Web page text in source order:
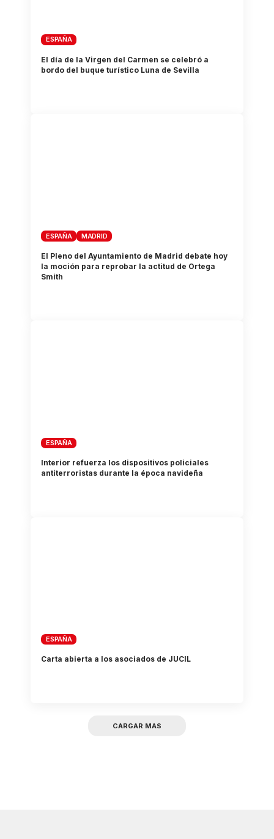
ESPAÑA
El día de la Virgen del Carmen se celebró a
bordo del buque turístico Luna de Sevilla
ESPAÑA MADRID
El Pleno del Ayuntamiento de Madrid debate hoy
la moción para reprobar la actitud de Ortega
Smith
ESPAÑA
Interior refuerza los dispositivos policiales
antiterroristas durante la época navideña
ESPAÑA
Carta abierta a los asociados de JUCIL
CARGAR MAS